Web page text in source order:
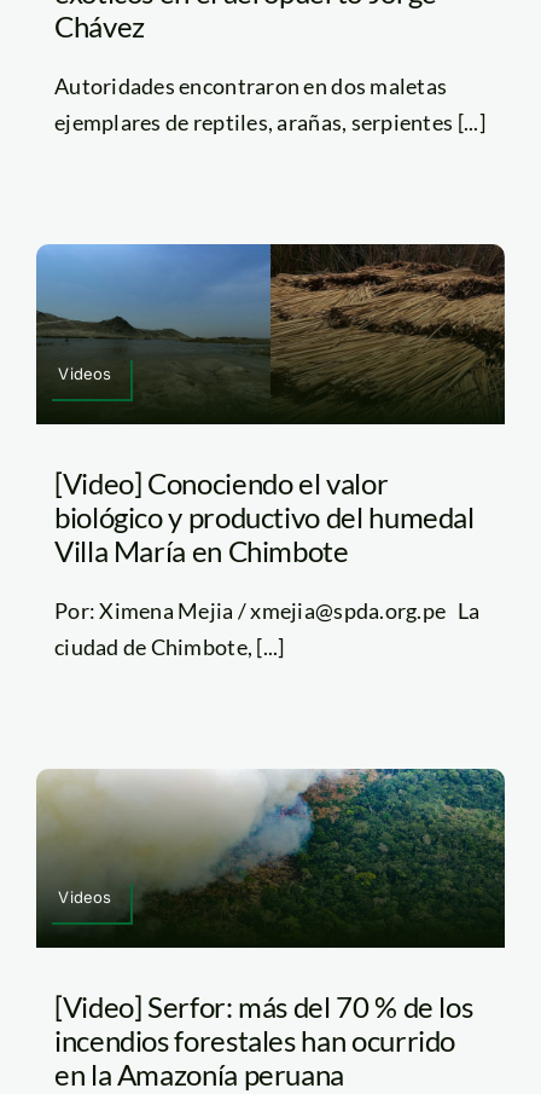
Chávez
Autoridades encontraron en dos maletas
ejemplares de reptiles, arañas, serpientes [...]
Videos
[Video] Conociendo el valor
biológico y productivo del humedal
Villa María en Chimbote
Por: Ximena Mejia / xmejia@spda.org.pe La
ciudad de Chimbote, [...]
Videos
[Video] Serfor: más del 70 % de los
incendios forestales han ocurrido
en la Amazonía peruana